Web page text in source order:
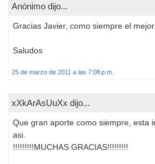
Anónimo dijo...
Gracias Javier, como siempre el mejor.
Saludos
25 de marzo de 2011 a las 7:08 p.m.
xXkArAsUuXx dijo...
Que gran aporte como siempre, esta
asi.
!!!!!!!!!MUCHAS GRACIAS!!!!!!!!!